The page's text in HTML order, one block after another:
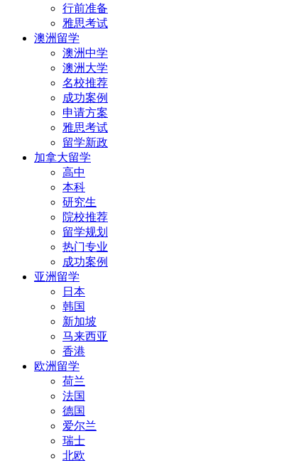
行前准备
雅思考试
澳洲留学
澳洲中学
澳洲大学
名校推荐
成功案例
申请方案
雅思考试
留学新政
加拿大留学
高中
本科
研究生
院校推荐
留学规划
热门专业
成功案例
亚洲留学
日本
韩国
新加坡
马来西亚
香港
欧洲留学
荷兰
法国
德国
爱尔兰
瑞士
北欧